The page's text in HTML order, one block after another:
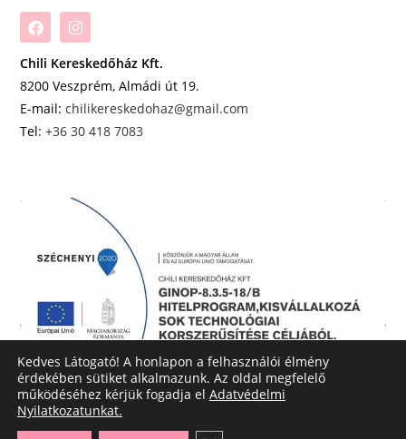
Chili Kereskedőház Kft.
8200 Veszprém, Almádi út 19.
E-mail:chilikereskedohaz@gmail.com
Tel:+36 30 418 7083
Kedves Látogató! A honlapon a felhasználói élmény
érdekében sütiket alkalmazunk. Az oldal megfelelő
működéséhez kérjük fogadja el Adatvédelmi
Nyilatkozatunkat.